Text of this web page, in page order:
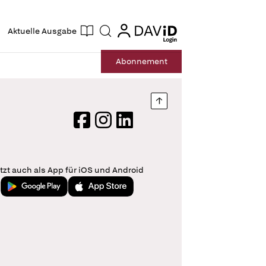
Aktuelle Ausgabe Suche login
login
Abonnement
Nach oben springen
FacebookInstagram
LinkedIn
auch als App für iOS und Android
Jetzt bei Google PlayLaden im App Store